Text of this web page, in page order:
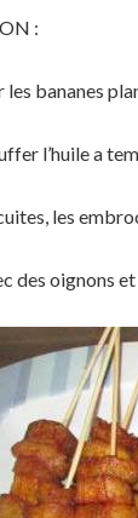
:
les bananes
l’huile a
les
des oignons